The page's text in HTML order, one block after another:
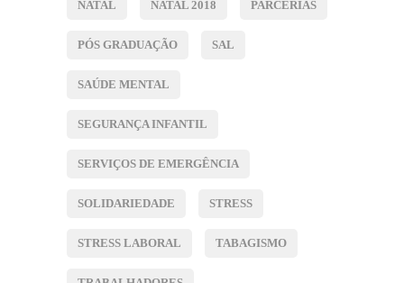
NATAL NATAL 2018 PARCERIAS
PÓS GRADUAÇÃO SAL
SAÚDE MENTAL
SEGURANÇA INFANTIL
SERVIÇOS DE EMERGÊNCIA
SOLIDARIEDADE STRESS
STRESS LABORAL TABAGISMO